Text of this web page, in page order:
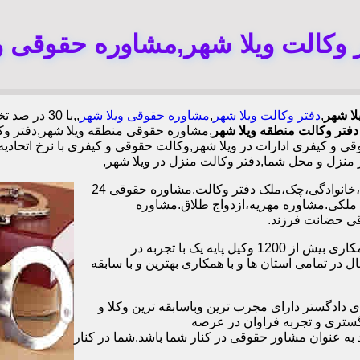
وکالت ویلا شهر,مشاوره حقوقی
شهر ,دفتر وکالت ویلا شهر ,مشاوره حقوقی ویلا شهر ,,با 30 در صد تخفیف,-09120862254-آقای تیموری--,شبانه روزی وکلا مجرب
دفتر وکالت منطقه ویلا شهر ,مشاوره حقوقی منطقه ویلا
و کیفری ادارات در ویلا شهر,وکالت حقوقی و کیفری با نرخ
و محل شما,دفتر وکالت منزل در ویلا شهر,
وکیل آنلاین در تمامی زمینه های حقوقی،خانوادگی،چک،ملک دفتر وکالت.مشاوره حقوقی 24
مهریه،ازدواج طلاق.مشاوره
حضانت فرزند.
بزرگترین گروه وکلا تخصصی تهران با همکاری بیش از 1200 وکیل پایه یک با تجربه در
بیش از 30 شعبه فعال در تمامی استان ها و با همکاری بهترین و با سابقه
دادگستر دارای مجرب ترین وباسابقه ترین وکلا و
و تجربه فراوان در عرصه
به عنوان مشاور حقوقی در کنار شما باشد.شما در کنار